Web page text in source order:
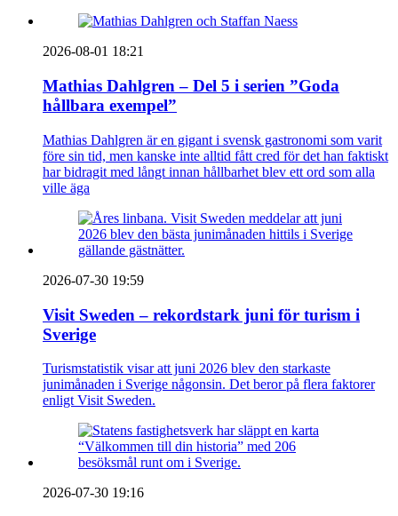
2026-08-01 18:21
Mathias Dahlgren – Del 5 i serien ”Goda
hållbara exempel”
Mathias Dahlgren är en gigant i svensk gastronomi som varit
före sin tid, men kanske inte alltid fått cred för det han faktiskt
har bidragit med långt innan hållbarhet blev ett ord som alla
ville äga
2026-07-30 19:59
Visit Sweden – rekordstark juni för turism i
Sverige
Turismstatistik visar att juni 2026 blev den starkaste
junimånaden i Sverige någonsin. Det beror på flera faktorer
enligt Visit Sweden.
2026-07-30 19:16